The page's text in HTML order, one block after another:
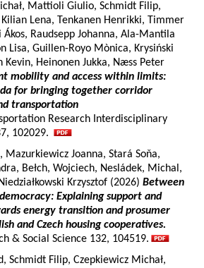
Mattioli Giulio, Schmidt Filip,
Lena, Tenkanen Henrikki, Timmer
Ákos, Raudsepp Johanna, Ala-Mantila
Lisa, Guillen-Royo Mònica, Krysiński
Kevin, Heinonen Jukka, Næss Peter
mobility and access within limits:
for bringing together corridor
transportation
Research Interdisciplinary
102029.
Mazurkiewicz Joanna, Stará Soňa,
Bełch, Wojciech, Nesládek, Michal,
Krzysztof (2026) Between
Explaining support and
energy transition and prosumer
and Czech housing cooperatives.
& Social Science 132, 104519.
Schmidt Filip, Czepkiewicz Michał,